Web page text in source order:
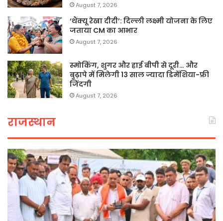
August 7, 2026
‘थैंक्यू रेखा दीदी’: दिल्ली लक्ष्मी योजना के लिए
जताया CM का आभार
August 7, 2026
स्मोकिंग, शुगर और हाई बीपी से दूरी… और
बुढ़ापे में मिलेगी 13 साल ज्यादा डिमेंशिया-फ्री
जिंदगी
August 7, 2026
राजस्थान